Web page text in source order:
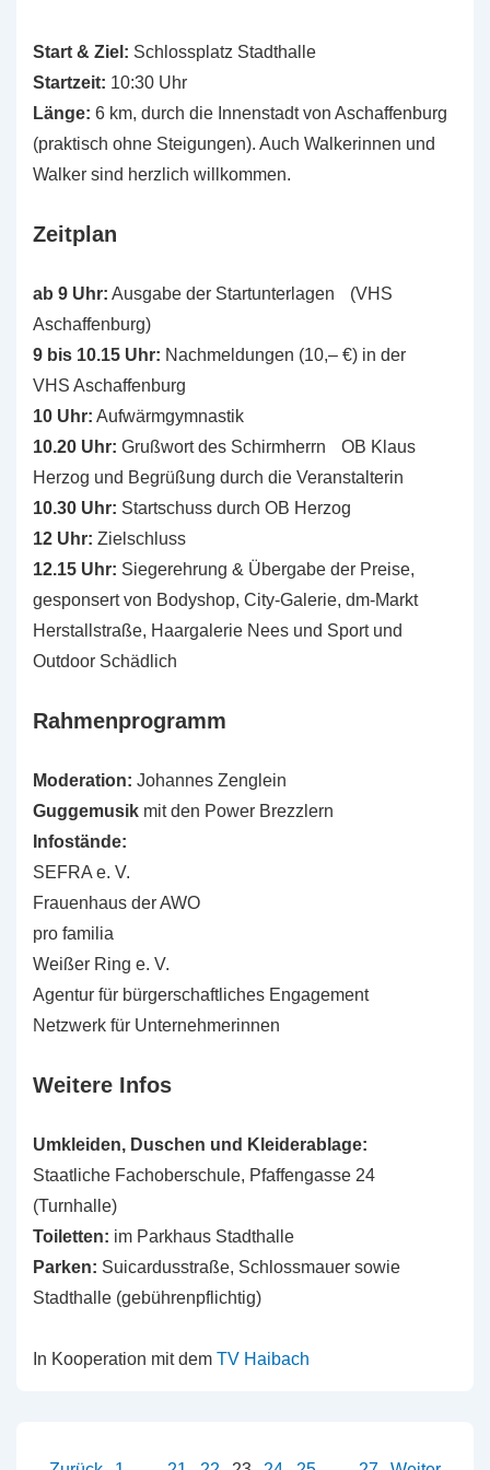
Start & Ziel: Schlossplatz Stadthalle
Startzeit: 10:30 Uhr
Länge: 6 km, durch die Innenstadt von Aschaffenburg
(praktisch ohne Steigungen). Auch Walkerinnen und
Walker sind herzlich willkommen.
Zeitplan
ab 9 Uhr: Ausgabe der Startunterlagen (VHS
Aschaffenburg)
9 bis 10.15 Uhr: Nachmeldungen (10,– €) in der
VHS Aschaffenburg
10 Uhr: Aufwärmgymnastik
10.20 Uhr: Grußwort des Schirmherrn OB Klaus
Herzog und Begrüßung durch die Veranstalterin
10.30 Uhr: Startschuss durch OB Herzog
12 Uhr: Zielschluss
12.15 Uhr: Siegerehrung & Übergabe der Preise,
gesponsert von Bodyshop, City-Galerie, dm-Markt
Herstallstraße, Haargalerie Nees und Sport und
Outdoor Schädlich
Rahmenprogramm
Moderation: Johannes Zenglein
Guggemusik mit den Power Brezzlern
Infostände:
SEFRA e. V.
Frauenhaus der AWO
pro familia
Weißer Ring e. V.
Agentur für bürgerschaftliches Engagement
Netzwerk für Unternehmerinnen
Weitere Infos
Umkleiden, Duschen und Kleiderablage:
Staatliche Fachoberschule, Pfaffengasse 24
(Turnhalle)
Toiletten: im Parkhaus Stadthalle
Parken: Suicardusstraße, Schlossmauer sowie
Stadthalle (gebührenpflichtig)
In Kooperation mit dem TV Haibach